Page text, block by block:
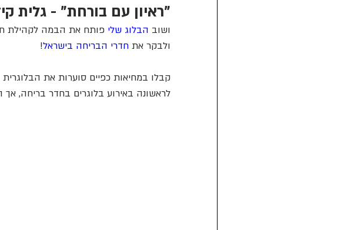
"ראיון עם בורחת" - גלית
ושוב הבלוג שלי פותח את הבמה לקהילת
ולבקר את חדרי הבריחה בישראל!
קבלו במחיאות כפיים סוערות את
לראשונה באירוע בלוגרים בחדר בריחה, אך